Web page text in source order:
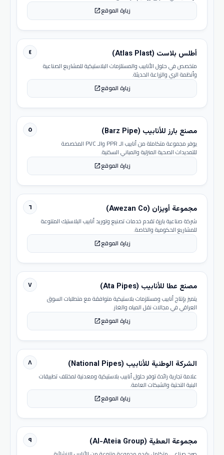
زيارة الموقعopen_in_new
٤ أطلس بلاست (Atlas Plast)
متخصص في حلول الأنابيب والمستلزمات البلاستيكية للمشاريع الصناعية
وأنظمة الري والزراعة الحديثة.
زيارة الموقعopen_in_new
٥ مصنع بارز للأنابيب (Barz Pipe)
يوفر مجموعة متكاملة من أنابيب الـ PPR والـ PVC المخصصة
للتمديدات الصحية المنزلية والمباني السكنية.
زيارة الموقعopen_in_new
٦ مجموعة أويزان (Awezan Co)
شركة صناعية بارزة تقدم خدمات تصنيع وتوريد أنابيب البلاستيك المتنوعة
للمشاريع الحكومية والخاصة.
زيارة الموقعopen_in_new
٧ مصنع عطا للأنابيب (Ata Pipes)
يتميز بإنتاج أنابيب ومستلزمات بلاستيكية متوافقة مع متطلبات السوق
العراقي في مجالات نقل المياه والغاز.
زيارة الموقعopen_in_new
٨ الشركة الوطنية للأنابيب (National Pipes)
علامة تجارية رائدة توفر حلول أنابيب بلاستيكية ومعدنية لمختلف تطبيقات
البنية التحتية والشبكات العامة.
زيارة الموقعopen_in_new
٩ مجموعة العطية (Al-Ateia Group)